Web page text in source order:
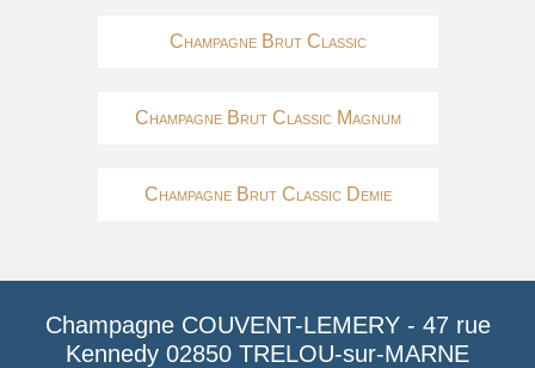
Champagne Brut Classic
Champagne Brut Classic Magnum
Champagne Brut Classic Demie
Champagne COUVENT-LEMERY - 47 rue
Kennedy 02850 TRELOU-sur-MARNE